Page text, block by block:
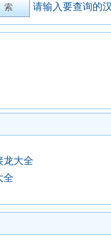
请输入要查询的
龙大全
全